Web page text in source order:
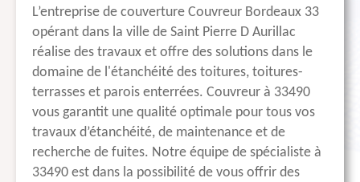
L’entreprise de couverture Couvreur Bordeaux 33
opérant dans la ville de Saint Pierre D Aurillac
réalise des travaux et offre des solutions dans le
domaine de l'étanchéité des toitures, toitures-
terrasses et parois enterrées. Couvreur à 33490
vous garantit une qualité optimale pour tous vos
travaux d’étanchéité, de maintenance et de
recherche de fuites. Notre équipe de spécialiste à
33490 est dans la possibilité de vous offrir des